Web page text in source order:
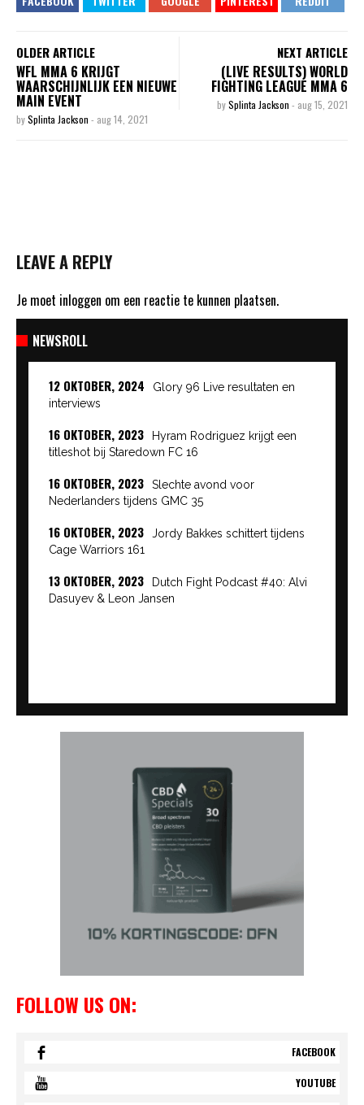
OLDER ARTICLE
WFL MMA 6 KRIJGT
WAARSCHIJNLIJK EEN NIEUWE
MAIN EVENT
bySplinta Jackson - aug 14, 2021
NEXT ARTICLE
(LIVE RESULTS) WORLD
FIGHTING LEAGUE MMA 6
bySplinta Jackson - aug 15, 2021
LEAVE A REPLY
Je moet inloggen om een reactie te kunnen plaatsen.
NEWSROLL
12 OKTOBER, 2024
Glory 96 Live resultaten en
interviews
16 OKTOBER, 2023
Hyram Rodriguez krijgt een
titleshot bij Staredown FC 16
16 OKTOBER, 2023
Slechte avond voor
Nederlanders tijdens GMC 35
16 OKTOBER, 2023
Jordy Bakkes schittert tijdens
Cage Warriors 161
13 OKTOBER, 2023
Dutch Fight Podcast #40: Alvi
Dasuyev & Leon Jansen
FOLLOW US ON:
FACEBOOK
YOUTUBE